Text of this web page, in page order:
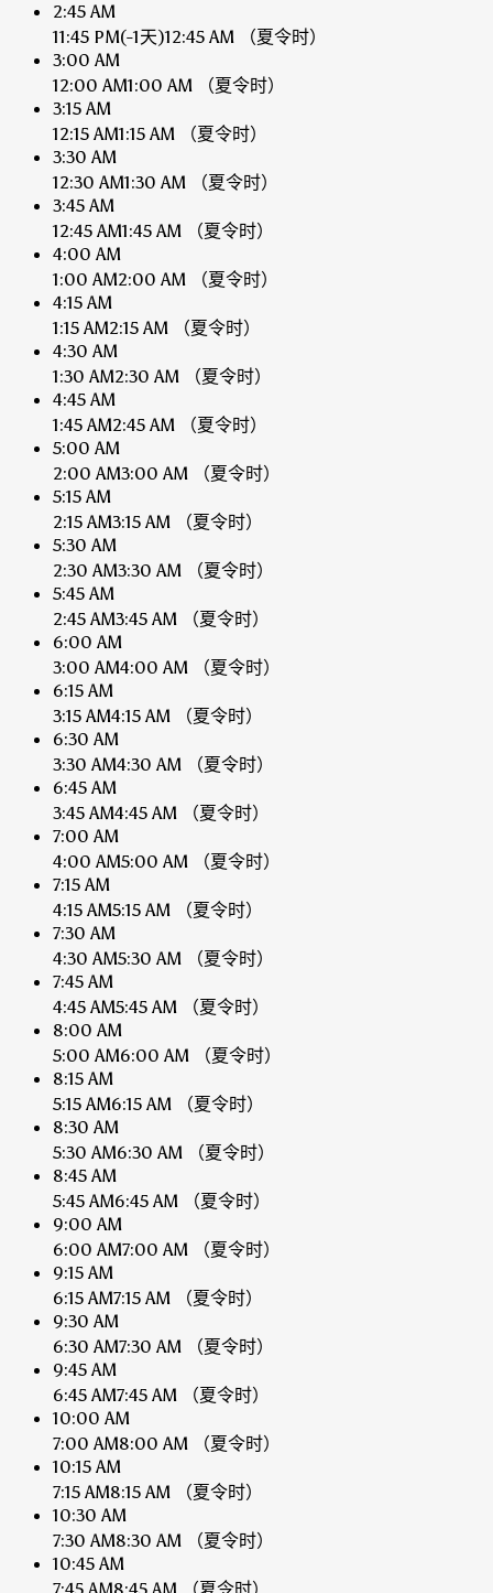
2:45 AM
11:45 PM(-1天)12:45 AM
（夏令时）
3:00 AM
12:00 AM1:00 AM
（夏令时）
3:15 AM
12:15 AM1:15 AM
（夏令时）
3:30 AM
12:30 AM1:30 AM
（夏令时）
3:45 AM
12:45 AM1:45 AM
（夏令时）
4:00 AM
1:00 AM2:00 AM
（夏令时）
4:15 AM
1:15 AM2:15 AM
（夏令时）
4:30 AM
1:30 AM2:30 AM
（夏令时）
4:45 AM
1:45 AM2:45 AM
（夏令时）
5:00 AM
2:00 AM3:00 AM
（夏令时）
5:15 AM
2:15 AM3:15 AM
（夏令时）
5:30 AM
2:30 AM3:30 AM
（夏令时）
5:45 AM
2:45 AM3:45 AM
（夏令时）
6:00 AM
3:00 AM4:00 AM
（夏令时）
6:15 AM
3:15 AM4:15 AM
（夏令时）
6:30 AM
3:30 AM4:30 AM
（夏令时）
6:45 AM
3:45 AM4:45 AM
（夏令时）
7:00 AM
4:00 AM5:00 AM
（夏令时）
7:15 AM
4:15 AM5:15 AM
（夏令时）
7:30 AM
4:30 AM5:30 AM
（夏令时）
7:45 AM
4:45 AM5:45 AM
（夏令时）
8:00 AM
5:00 AM6:00 AM
（夏令时）
8:15 AM
5:15 AM6:15 AM
（夏令时）
8:30 AM
5:30 AM6:30 AM
（夏令时）
8:45 AM
5:45 AM6:45 AM
（夏令时）
9:00 AM
6:00 AM7:00 AM
（夏令时）
9:15 AM
6:15 AM7:15 AM
（夏令时）
9:30 AM
6:30 AM7:30 AM
（夏令时）
9:45 AM
6:45 AM7:45 AM
（夏令时）
10:00 AM
7:00 AM8:00 AM
（夏令时）
10:15 AM
7:15 AM8:15 AM
（夏令时）
10:30 AM
7:30 AM8:30 AM
（夏令时）
10:45 AM